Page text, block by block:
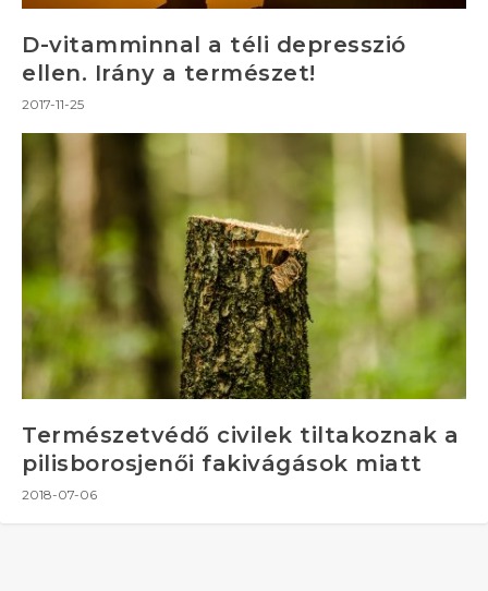
D-vitamminnal a téli depresszió
ellen. Irány a természet!
2017-11-25
Természetvédő civilek tiltakoznak a
pilisborosjenői fakivágások miatt
2018-07-06